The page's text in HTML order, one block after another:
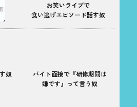
お笑いライブで
食い逃げエピソード話す奴
奴
バイト面接で『研修期間は
嫌です』って言う奴